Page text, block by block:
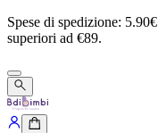
Spese di spedizione: 5.90€
superiori ad €89.